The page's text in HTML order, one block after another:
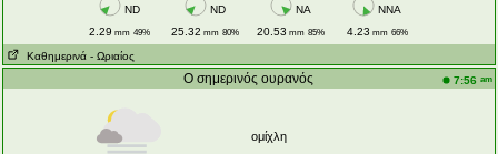
ND ND NA
NNA
2.29 mm 49% 25.32 mm 80% 20.53 mm 85% 4.23 mm 66%
Καθημερινά - Ωριαίος
Ο σημερινός ουρανός 7:56 am
ομίχλη